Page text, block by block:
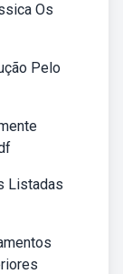
Os
Pelo
Listadas